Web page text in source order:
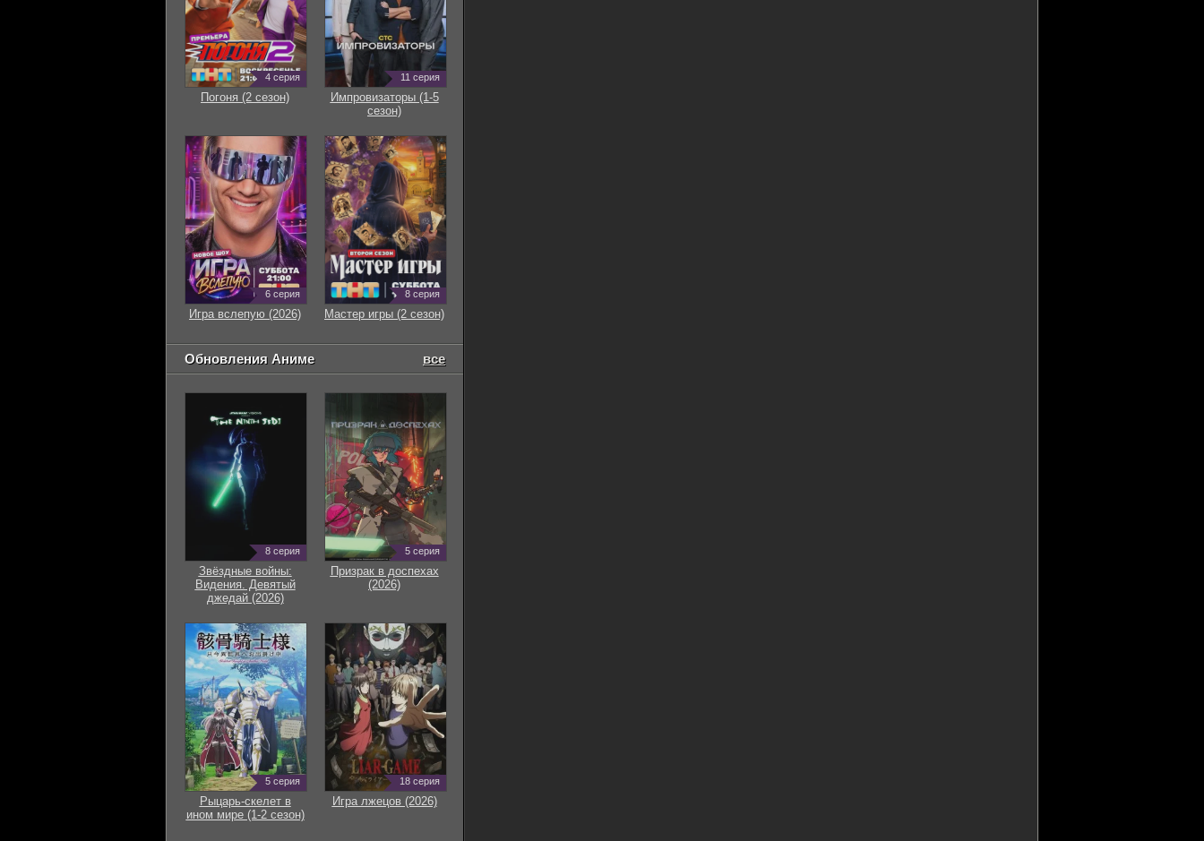
4 серия
Погоня (2 сезон)
11 серия
Импровизаторы (1-5
сезон)
6 серия
Игра вслепую (2026)
8 серия
Мастер игры (2 сезон)
Обновления Аниме все
8 серия
Звёздные войны:
Видения. Девятый
джедай (2026)
5 серия
Призрак в доспехах
(2026)
5 серия
Рыцарь-скелет в
ином мире (1-2 сезон)
18 серия
Игра лжецов (2026)